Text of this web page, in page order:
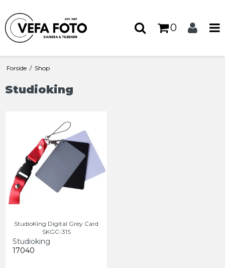
0
Forside / Shop
Studioking
StudioKing Digital Grey Card
SKGC-31S
Studioking
17040